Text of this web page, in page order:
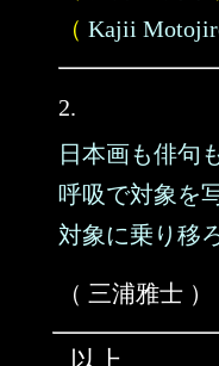
（ Kajii
2.
日本画も俳句も
呼吸で対象を
対象に乗り移
（ 三浦雅士 ）